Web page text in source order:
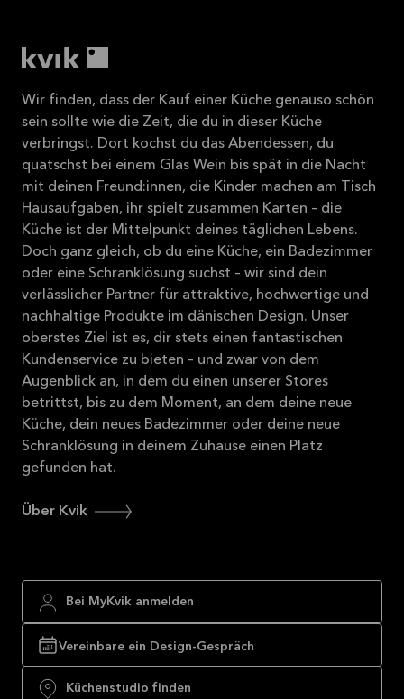
Wir finden, dass der Kauf einer Küche genauso schön
sein sollte wie die Zeit, die du in dieser Küche
verbringst. Dort kochst du das Abendessen, du
quatschst bei einem Glas Wein bis spät in die Nacht
mit deinen Freund:innen, die Kinder machen am Tisch
Hausaufgaben, ihr spielt zusammen Karten – die
Küche ist der Mittelpunkt deines täglichen Lebens.
Doch ganz gleich, ob du eine Küche, ein Badezimmer
oder eine Schranklösung suchst – wir sind dein
verlässlicher Partner für attraktive, hochwertige und
nachhaltige Produkte im dänischen Design. Unser
oberstes Ziel ist es, dir stets einen fantastischen
Kundenservice zu bieten – und zwar von dem
Augenblick an, in dem du einen unserer Stores
betrittst, bis zu dem Moment, an dem deine neue
Küche, dein neues Badezimmer oder deine neue
Schranklösung in deinem Zuhause einen Platz
gefunden hat.
Über Kvik
Bei MyKvik anmelden
Vereinbare ein Design-Gespräch
Küchenstudio finden